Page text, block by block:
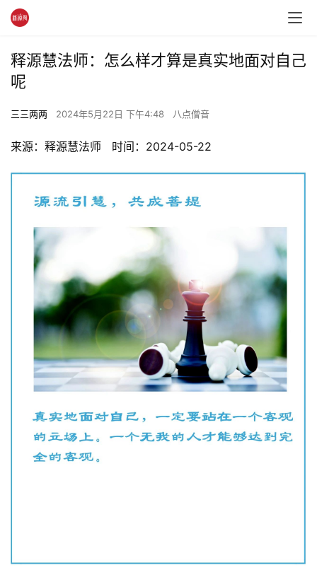
释源慧法师：怎么样才算是真实地面对自己
呢
三三两两 2024年5月22日 下午4:48 八点僧音
来源：释源慧法师   时间：2024-05-22